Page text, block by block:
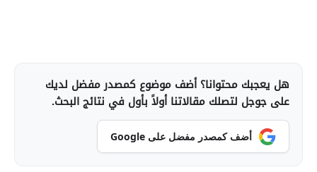
هل يعجبك محتوانا؟ أضف موضوع كمصدر مفضل لديك
على جوجل لتصلك مقالاتنا أولاً بأول في نتائج البحث.
أضف كمصدر مفضل على Google